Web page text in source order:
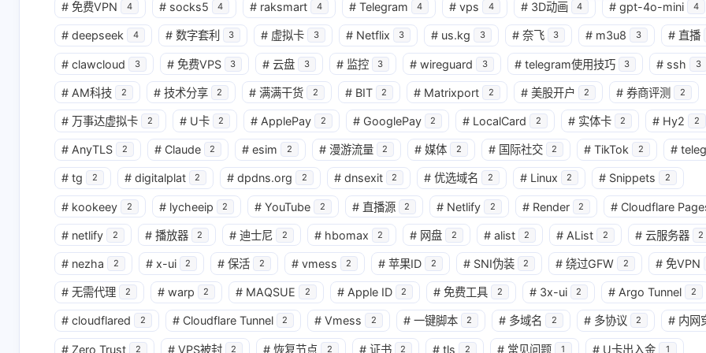
# 免费VPN 4 # socks5 4 # raksmart 4 # Telegram 4 # vps 4 # 3D动画 4 # gpt-4o-mini 4
# deepseek 4 # 数字套利 3 # 虚拟卡 3 # Netflix 3 # us.kg 3 # 奈飞 3 # m3u8 3 # 直播
# clawcloud 3 # 免费VPS 3 # 云盘 3 # 监控 3 # wireguard 3 # telegram使用技巧 3 # ssh 3
# AM科技 2 # 技术分享 2 # 满满干货 2 # BIT 2 # Matrixport 2 # 美股开户 2 # 券商评测 2
# 万事达虚拟卡 2 # U卡 2 # ApplePay 2 # GooglePay 2 # LocalCard 2 # 实体卡 2 # Hy2 2
# AnyTLS 2 # Claude 2 # esim 2 # 漫游流量 2 # 媒体 2 # 国际社交 2 # TikTok 2 #
# tg 2 # digitalplat 2 # dpdns.org 2 # dnsexit 2 # 优选域名 2 # Linux 2 # Snippets 2
# kookeey 2 # lycheeip 2 # YouTube 2 # 直播源 2 # Netlify 2 # Render 2 # Cloudflare
# netlify 2 # 播放器 2 # 迪士尼 2 # hbomax 2 # 网盘 2 # alist 2 # AList 2 # 云服务器 2
# nezha 2 # x-ui 2 # 保活 2 # vmess 2 # 苹果ID 2 # SNI伪装 2 # 绕过GFW 2 # 免VPN
# 无需代理 2 # warp 2 # MAQSUE 2 # Apple ID 2 # 免费工具 2 # 3x-ui 2 # Argo Tunnel 2
# cloudflared 2 # Cloudflare Tunnel 2 # Vmess 2 # 一键脚本 2 # 多域名 2 # 多协议 2 # 内网
# Zero Trust 2 # VPS被封 2 # 恢复节点 2 # 证书 2 # tls 2 # 常见问题 1 # U卡出入金 1